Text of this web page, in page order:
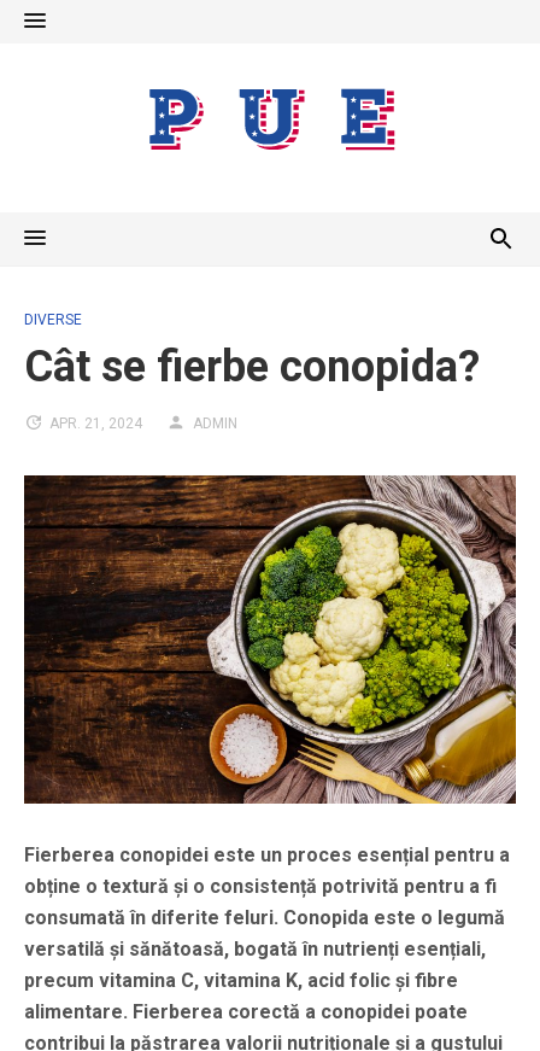
Skip
DIVERSE
Cât se fierbe conopida?
APR. 21, 2024 ADMIN
Fierberea conopidei este un proces esențial pentru a
obține o textură și o consistență potrivită pentru a fi
consumată în diferite feluri. Conopida este o legumă
versatilă și sănătoasă, bogată în nutrienți esențiali,
precum vitamina C, vitamina K, acid folic și fibre
alimentare. Fierberea corectă a conopidei poate
contribui la păstrarea valorii nutriționale și a gustului